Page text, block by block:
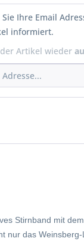
Ihre Email
informiert.
Artikel wieder
Stirnband mit
nur das